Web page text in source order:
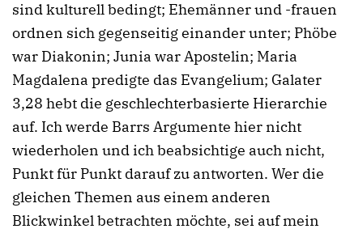
sind kulturell bedingt; Ehemänner und -frauen
ordnen sich gegenseitig einander unter; Phöbe
war Diakonin; Junia war Apostelin; Maria
Magdalena predigte das Evangelium; Galater
3,28 hebt die geschlechterbasierte Hierarchie
auf. Ich werde Barrs Argumente hier nicht
wiederholen und ich beabsichtige auch nicht,
Punkt für Punkt darauf zu antworten. Wer die
gleichen Themen aus einem anderen
Blickwinkel betrachten möchte, sei auf mein